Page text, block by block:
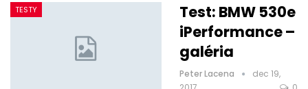
TESTY
Test: BMW 530e
iPerformance –
galéria
Peter Lacena
dec 19,